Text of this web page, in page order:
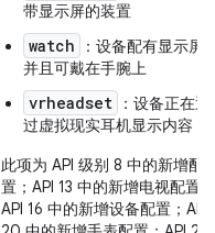
带显示屏的装置
watch
：设备配有显示屏
并且可戴在手腕上
vrheadset
：设备正在通
过虚拟现实耳机显示内容
此项为 API 级别 8 中的新增配
置；API 13 中的新增电视配置；
API 16 中的新增设备配置；API